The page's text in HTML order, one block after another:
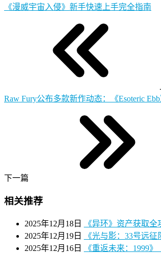
《漫威宇宙入侵》新手快速上手完全指南
Raw Fury公布多款新作动态：《Esoteric
下一篇
相关推荐
2025年12月18日
《异环》资产获取
2025年12月19日
《光与影：33号远
2025年12月16日
《重返未来：1999